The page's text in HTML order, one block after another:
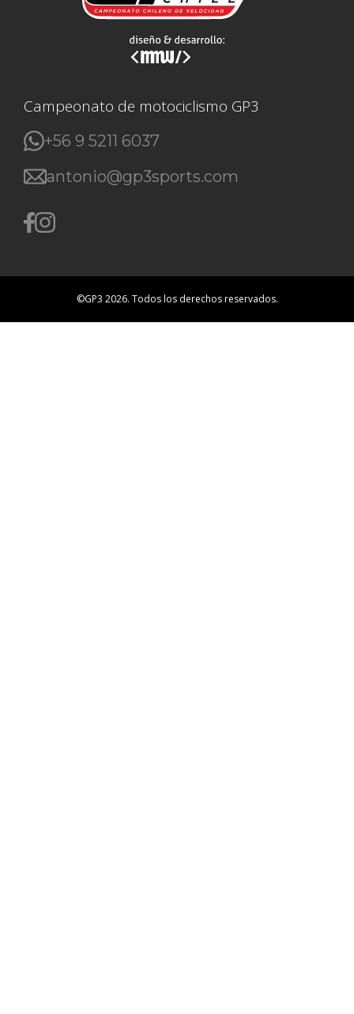
Campeonato de motociclismo GP3
+56 9 5211 6037
antonio@gp3sports.com
©GP3 2026. Todos los derechos reservados.